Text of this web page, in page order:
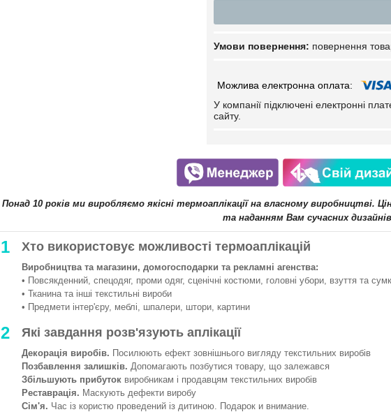
повернення
У компанії підключені електронні
сайту.
Понад 10 років ми виробляємо якісні термоаплікації на власному виробництві.
та наданням Вам сучасних
1 Хто використовує можливості термоаплікацій
Виробництва та магазини, домогосподарки та рекламні агенства:
• Повсякденний, спецодяг, проми одяг, сценічні костюми, головні убори, взуття та
• Тканина та інші текстильні вироби
• Предмети інтер'єру, меблі, шпалери, штори, картини
2 Які завдання розв'язують аплікації
Декорація виробів. Посилюють ефект зовнішнього вигляду текстильних виробів
Позбавлення залишків. Допомагають позбутися товару, що залежався
Збільшують прибуток виробникам і продавцям текстильних виробів
Реставрація. Маскують дефекти виробу
Сім'я. Час із користю проведений із дитиною. Подарок и внимание.